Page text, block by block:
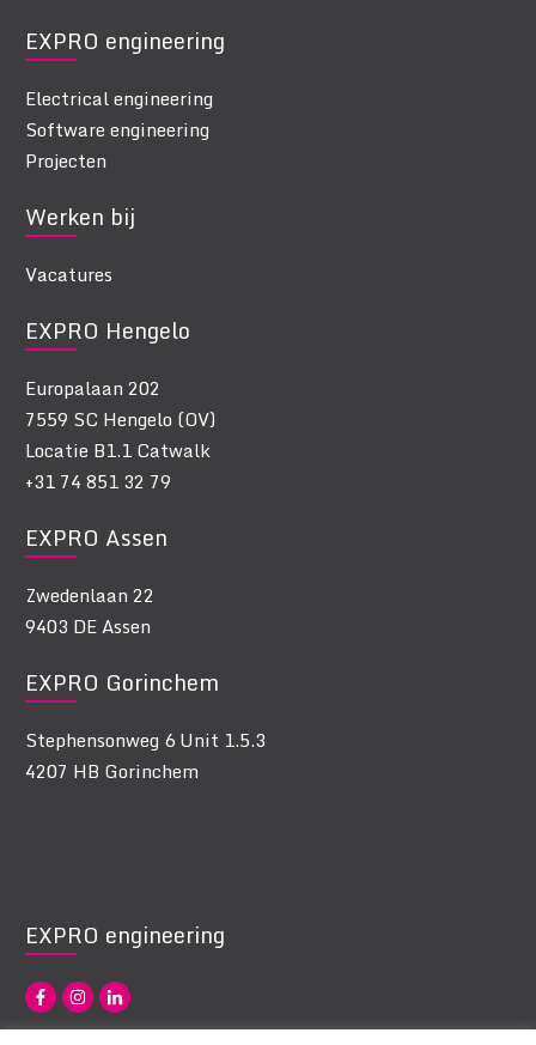
EXPRO engineering
Electrical engineering
Software engineering
Projecten
Werken bij
Vacatures
EXPRO Hengelo
Europalaan 202
7559 SC Hengelo (OV)
Locatie B1.1 Catwalk
+31 74 851 32 79
EXPRO Assen
Zwedenlaan 22
9403 DE Assen
EXPRO Gorinchem
Stephensonweg 6 Unit 1.5.3
4207 HB Gorinchem
EXPRO engineering